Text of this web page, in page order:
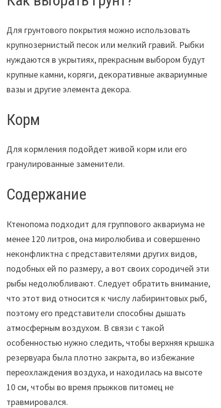
Для грунтового покрытия можно использовать
крупнозернистый песок или мелкий гравий. Рыбки
нуждаются в укрытиях, прекрасным выбором будут
крупные камни, коряги, декоративные аквариумные
вазы и другие элемента декора.
Корм
Для кормления подойдет живой корм или его
гранулированные заменители.
Содержание
Ктенопома подходит для группового аквариума не
менее 120 литров, она миролюбива и совершенно
неконфликтна с представителями других видов,
подобных ей по размеру, а вот своих сородичей эти
рыбы недолюбливают. Следует обратить внимание,
что этот вид относится к числу лабиринтовых рыб,
поэтому его представители способны дышать
атмосферным воздухом. В связи с такой
особенностью нужно следить, чтобы верхняя крышка
резервуара была плотно закрыта, во избежание
переохлаждения воздуха, и находилась на высоте
10 см, чтобы во время прыжков питомец не
травмировался.